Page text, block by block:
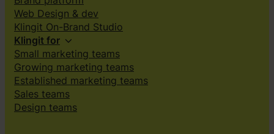
Web Design & dev
Klingit On-Brand Studio
Klingit for
Small marketing teams
Growing marketing teams
Established marketing teams
Sales teams
Design teams